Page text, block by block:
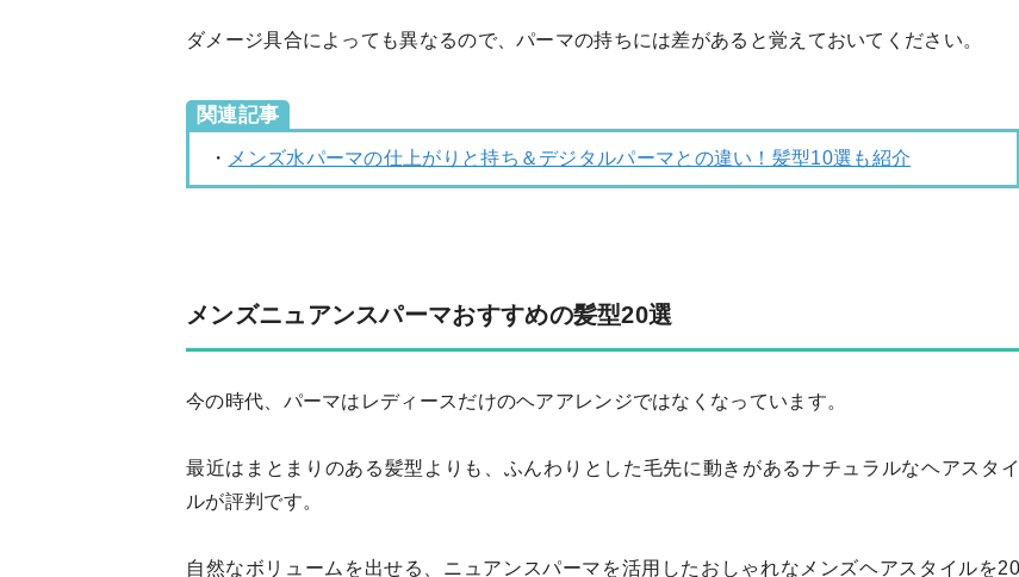
ダメージ具合によっても異なるので、パーマの持ちには差があると覚えておいてください。
関連記事
・ メンズ水パーマの仕上がりと持ち＆デジタルパーマとの違い！髪型10選も紹介
メンズニュアンスパーマおすすめの髪型20選
今の時代、パーマはレディースだけのヘアアレンジではなくなっています。
最近はまとまりのある髪型よりも、ふんわりとした毛先に動きがあるナチュラルなヘアスタイ
ルが評判です。
自然なボリュームを出せる、ニュアンスパーマを活用したおしゃれなメンズヘアスタイルを20